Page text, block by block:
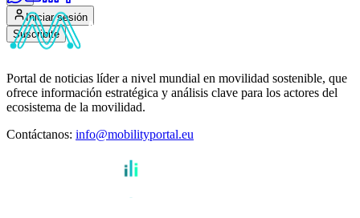
Iniciar sesión
Suscribite
Portal de noticias líder a nivel mundial en movilidad sostenible, que
ofrece información estratégica y análisis clave para los actores del
ecosistema de la movilidad.
Contáctanos: info@mobilityportal.eu